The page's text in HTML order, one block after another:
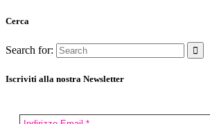
Cerca
Search for:
Iscriviti alla nostra Newsletter